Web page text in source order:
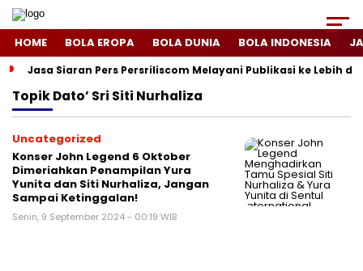
HOME BOLA EROPA BOLA DUNIA BOLA INDONESIA
Jasa Siaran Pers Persriliscom Melayani Publikasi ke Lebih
TopikDato’ Sri Siti Nurhaliza
Uncategorized
Konser John Legend 6 Oktober
Dimeriahkan Penampilan Yura
Yunita dan Siti Nurhaliza, Jangan
Sampai Ketinggalan!
Senin, 9 September 2024 - 00:19 WIB